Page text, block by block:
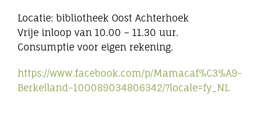
Locatie: bibliotheek Oost Achterhoek
Vrije inloop van 10.00 – 11.30 uur.
Consumptie voor eigen rekening.
https://www.facebook.com/p/Mamacaf%C3%A9-
Berkelland-100089034806342/?locale=fy_NL